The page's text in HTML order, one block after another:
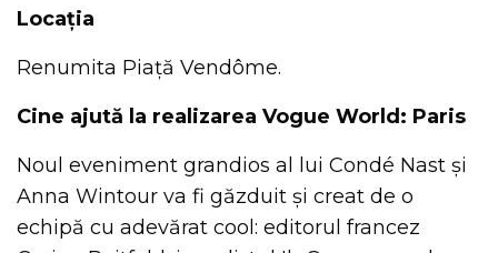
Locația
Renumita Piață Vendôme.
Cine ajută la realizarea Vogue World: Paris
Noul eveniment grandios al lui Condé Nast și
Anna Wintour va fi găzduit și creat de o
echipă cu adevărat cool: editorul francez